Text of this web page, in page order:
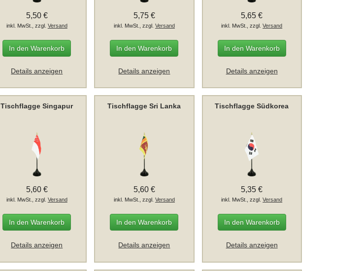
5,50 €
inkl. MwSt., zzgl. Versand
In den Warenkorb
Details anzeigen
5,75 €
inkl. MwSt., zzgl. Versand
In den Warenkorb
Details anzeigen
5,65 €
inkl. MwSt., zzgl.Versand
In den Warenkorb
Details anzeigen
Tischflagge Singapur
5,60 €
inkl. MwSt., zzgl. Versand
In den Warenkorb
Details anzeigen
Tischflagge Sri Lanka
5,60 €
inkl. MwSt., zzgl. Versand
In den Warenkorb
Details anzeigen
Tischflagge Südkorea
5,35 €
inkl. MwSt., zzgl.Versand
In den Warenkorb
Details anzeigen